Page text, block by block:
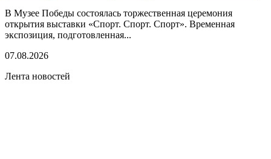
В Музее Победы состоялась торжественная церемония
открытия выставки «Спорт. Спорт. Спорт». Временная
экспозиция, подготовленная...
07.08.2026
Лента новостей